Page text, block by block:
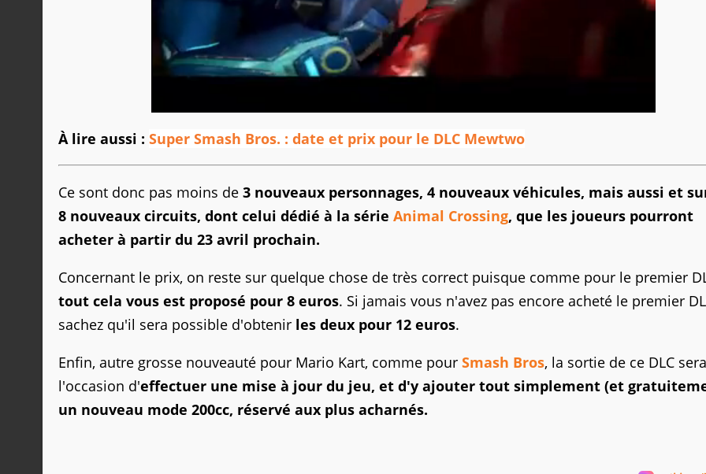
À lire aussi : Super Smash Bros. : date et prix pour le DLC Mewtwo
Ce sont donc pas moins de 3 nouveaux personnages, 4 nouveaux véhicules, mais aussi et
8 nouveaux circuits, dont celui dédié à la série Animal Crossing, que les joueurs pourront
acheter à partir du 23 avril prochain.
Concernant le prix, on reste sur quelque chose de très correct puisque comme pour le premier
tout cela vous est proposé pour 8 euros. Si jamais vous n'avez pas encore acheté le premier
sachez qu'il sera possible d'obtenir les deux pour 12 euros.
Enfin, autre grosse nouveauté pour Mario Kart, comme pour Smash Bros, la sortie de ce DLC sera
l'occasion d'effectuer une mise à jour du jeu, et d'y ajouter tout simplement (et
un nouveau mode 200cc, réservé aux plus acharnés.